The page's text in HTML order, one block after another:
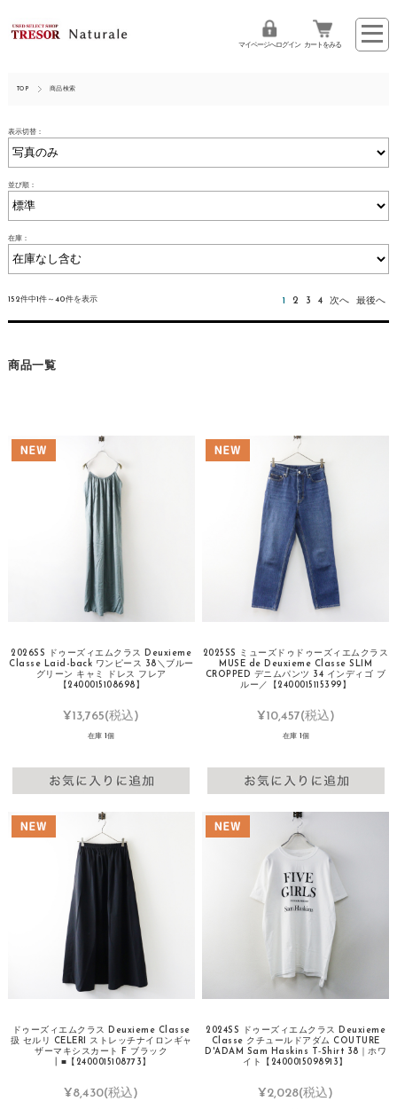
マイページへログイン カートをみる
TOP 商品検索
表示切替：
並び順：
在庫：
152件中1件～40件を表示 1 2 3 4 次へ 最後へ
商品一覧
2026SS ドゥーズィエムクラス Deuxieme
Classe Laid-back ワンピース 38＼ブルー
グリーン キャミ ドレス フレア
【2400015108698】
¥13,765(税込)
在庫 1個
2025SS ミューズドゥドゥーズィエムクラス
MUSE de Deuxieme Classe SLIM
CROPPED デニムパンツ 34 インディゴ ブ
ルー／【2400015115399】
¥10,457(税込)
在庫 1個
ドゥーズィエムクラス Deuxieme Classe
扱 セルリ CELERI ストレッチナイロンギャ
ザーマキシスカート F ブラック
┃■【2400015108773】
¥8,430(税込)
2024SS ドゥーズィエムクラス Deuxieme
Classe クチュールドアダム COUTURE
D'ADAM Sam Haskins T‐Shirt 38｜ホワ
イト【2400015098913】
¥2,028(税込)